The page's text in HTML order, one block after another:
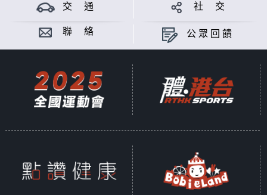
交 通 社 交
聯 絡 公眾回饋